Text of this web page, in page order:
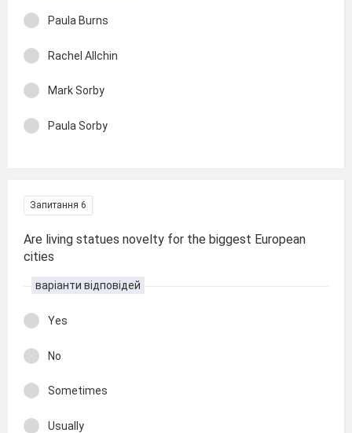
Paula Burns
Rachel Allchin
Mark Sorby
Paula Sorby
Запитання 6
Are living statues novelty for the biggest European
cities
варіанти відповідей
Yes
No
Sometimes
Usually